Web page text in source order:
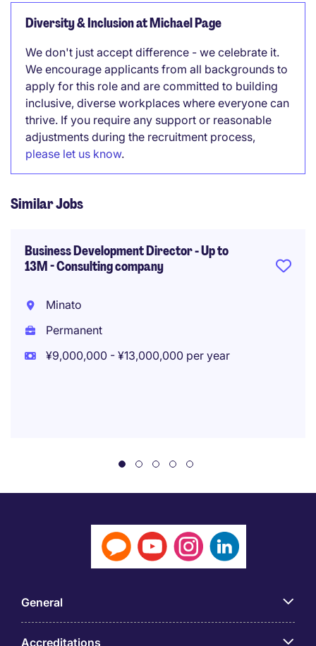
Diversity & Inclusion at Michael Page
We don't just accept difference - we celebrate it.
We encourage applicants from all backgrounds to
apply for this role and are committed to building
inclusive, diverse workplaces where everyone can
thrive. If you require any support or reasonable
adjustments during the recruitment process,
please let us know.
Similar Jobs
Business Development Director - Up to
13M - Consulting company
Minato
Permanent
¥9,000,000 - ¥13,000,000 per year
General
Accreditations